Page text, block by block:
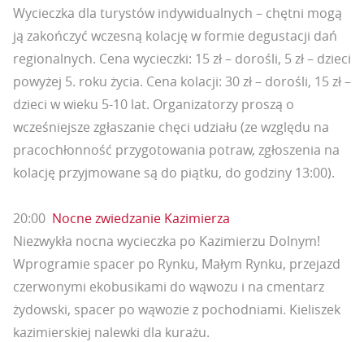
Wycieczka dla turystów indywidualnych – chętni mogą
ją zakończyć wczesną kolację w formie degustacji dań
regionalnych. Cena wycieczki: 15 zł – dorośli, 5 zł – dzieci
powyżej 5. roku życia. Cena kolacji: 30 zł – dorośli, 15 zł –
dzieci w wieku 5-10 lat. Organizatorzy proszą o
wcześniejsze zgłaszanie chęci udziału (ze względu na
pracochłonność przygotowania potraw, zgłoszenia na
kolację przyjmowane są do piątku, do godziny 13:00).
20:00 Nocne zwiedzanie Kazimierza
Niezwykła nocna wycieczka po Kazimierzu Dolnym!
Wprogramie spacer po Rynku, Małym Rynku, przejazd
czerwonymi ekobusikami do wąwozu i na cmentarz
żydowski, spacer po wąwozie z pochodniami. Kieliszek
kazimierskiej nalewki dla kurażu.